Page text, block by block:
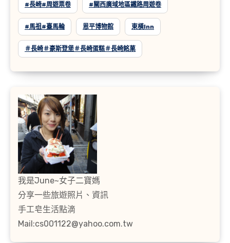
#長崎#周遊票卷 #關西廣域地區鐵路周遊卷
#馬祖#臺馬輪 恩平博物館 東橫inn
＃長崎＃豪斯登堡＃長崎蛋糕＃長崎銘菓
我是June~女子二寶媽
分享一些旅遊照片、資訊
手工皂生活點滴
Mail:cs001122@yahoo.com.tw